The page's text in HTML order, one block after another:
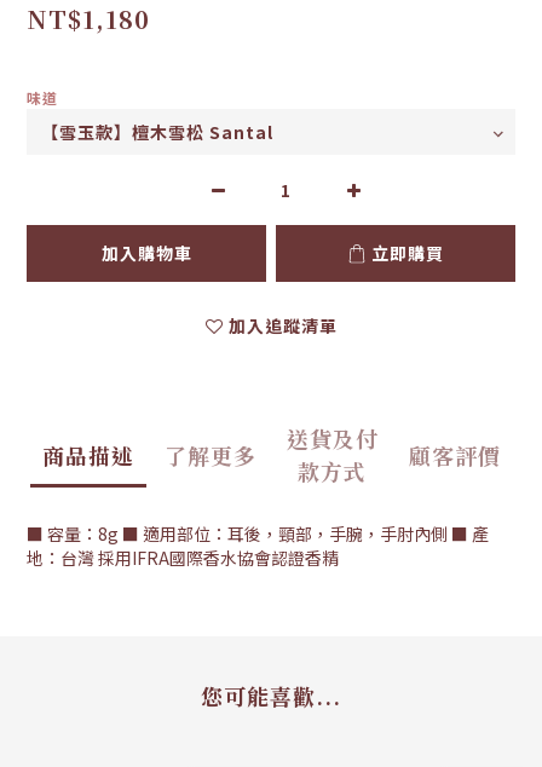
NT$1,180
味道
加入購物車 立即購買
加入追蹤清單
商品描述 了解更多
送貨及付
款方式
顧客評價
■ 容量：8g ■ 適用部位：耳後，頸部，手腕，手肘內側 ■ 產
地：台灣 採用IFRA國際香水協會認證香精
您可能喜歡...